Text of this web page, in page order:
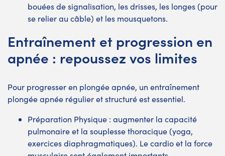
bouées de signalisation, les drisses, les longes (pour
se relier au câble) et les mousquetons.
Entraînement et progression en
apnée : repoussez vos limites
Pour progresser en plongée apnée, un entraînement
plongée apnée régulier et structuré est essentiel.
Préparation Physique : augmenter la capacité
pulmonaire et la souplesse thoracique (yoga,
exercices diaphragmatiques). Le cardio et la force